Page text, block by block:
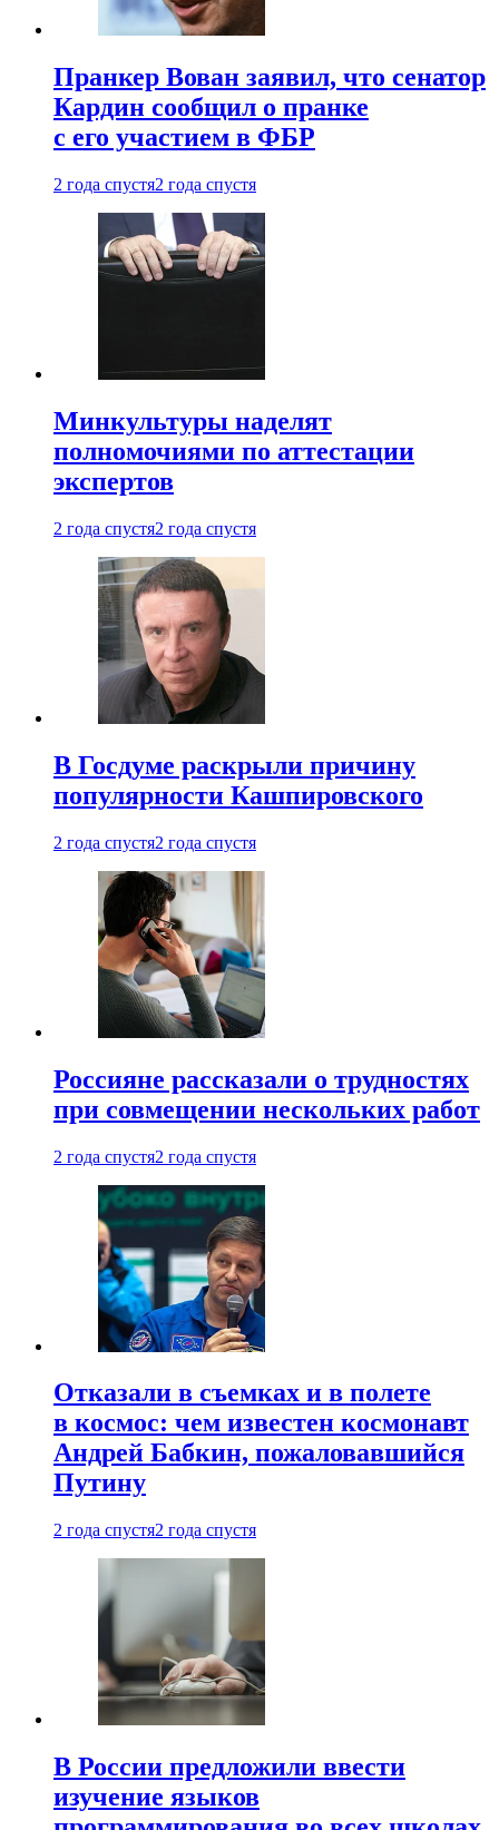
Пранкер Вован заявил, что сенатор
Кардин сообщил о пранке
с его участием в ФБР
2 года спустя2 года спустя
Минкультуры наделят
полномочиями по аттестации
экспертов
2 года спустя2 года спустя
В Госдуме раскрыли причину
популярности Кашпировского
2 года спустя2 года спустя
Россияне рассказали о трудностях
при совмещении нескольких работ
2 года спустя2 года спустя
Отказали в съемках и в полете
в космос: чем известен космонавт
Андрей Бабкин, пожаловавшийся
Путину
2 года спустя2 года спустя
В России предложили ввести
изучение языков